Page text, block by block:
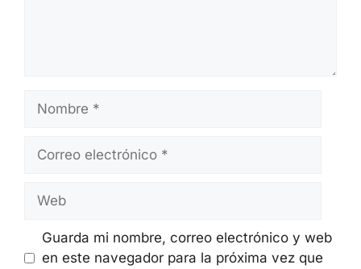
Nombre
Correo
Web
Guarda mi nombre, correo electrónico y web
en este navegador para la próxima vez que